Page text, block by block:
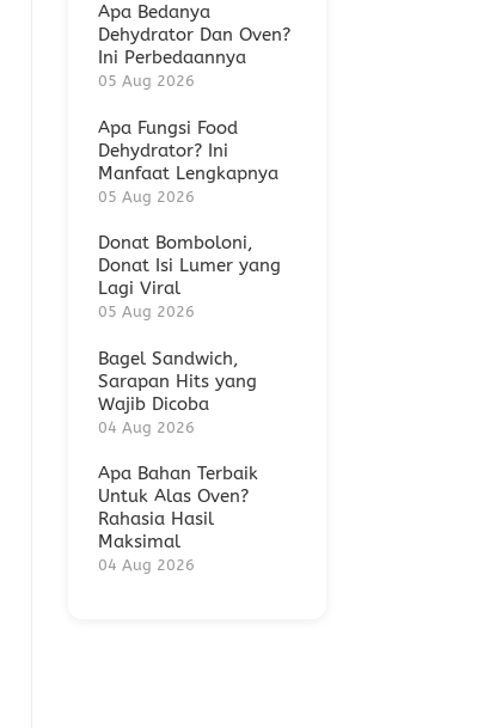
Apa Bedanya
Dehydrator Dan Oven?
Ini Perbedaannya
05 Aug 2026
Apa Fungsi Food
Dehydrator? Ini
Manfaat Lengkapnya
05 Aug 2026
Donat Bomboloni,
Donat Isi Lumer yang
Lagi Viral
05 Aug 2026
Bagel Sandwich,
Sarapan Hits yang
Wajib Dicoba
04 Aug 2026
Apa Bahan Terbaik
Untuk Alas Oven?
Rahasia Hasil
Maksimal
04 Aug 2026